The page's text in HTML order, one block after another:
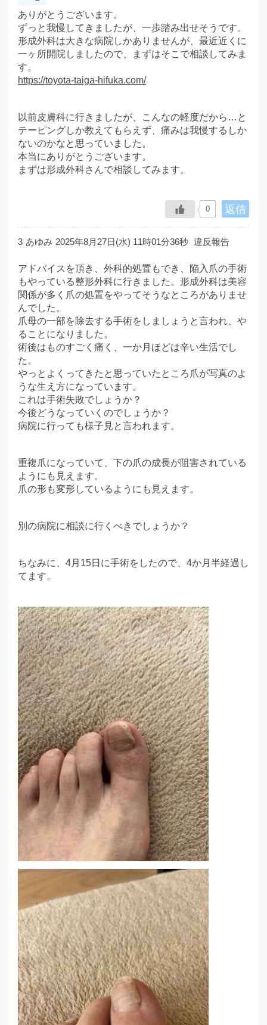
ありがとうございます。
ずっと我慢してきましたが、一歩踏み出せそうです。
形成外科は大きな病院しかありませんが、最近近くに
一ヶ所開院しましたので、まずはそこで相談してみま
す。
https://toyota-taiga-hifuka.com/
以前皮膚科に行きましたが、こんなの軽度だから…と
テーピングしか教えてもらえず、痛みは我慢するしか
ないのかなと思っていました。
本当にありがとうございます。
まずは形成外科さんで相談してみます。
返信
0
3 あゆみ 2025年8月27日(水) 11時01分36秒 違反報告
アドバイスを頂き、外科的処置もでき、陥入爪の手術
もやっている整形外科に行きました。形成外科は美容
関係が多く爪の処置をやってそうなところがありませ
んでした。
爪母の一部を除去する手術をしましょうと言われ、や
ることになりました。
術後はものすごく痛く、一か月ほどは辛い生活でし
た。
やっとよくってきたと思っていたところ爪が写真のよ
うな生え方になっています。
これは手術失敗でしょうか？
今後どうなっていくのでしょうか？
病院に行っても様子見と言われます。
重複爪になっていて、下の爪の成長が阻害されている
ようにも見えます。
爪の形も変形しているようにも見えます。
別の病院に相談に行くべきでしょうか？
ちなみに、4月15日に手術をしたので、4か月半経過し
てます。